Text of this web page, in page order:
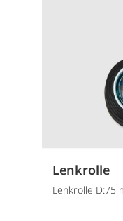
Lenkrolle
Lenkrolle D:75